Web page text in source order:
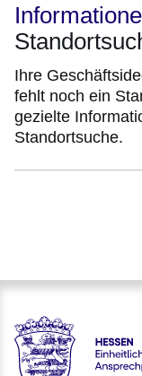
Ihre
fehlt noch ein
gezielte
Standortsuche.